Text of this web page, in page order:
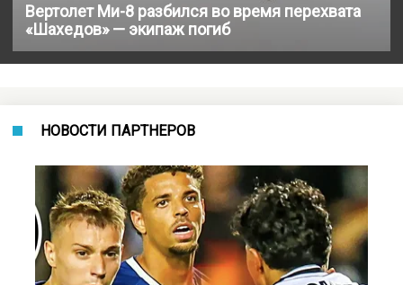
Вертолет Ми-8 разбился во время перехвата
«Шахедов» — экипаж погиб
НОВОСТИ ПАРТНЕРОВ